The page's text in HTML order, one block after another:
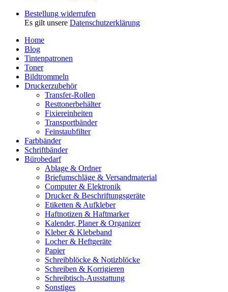
Bestellung widerrufen
Es gilt unsere Datenschutzerklärung
Home
Blog
Tintenpatronen
Toner
Bildtrommeln
Druckerzubehör
Transfer-Rollen
Resttonerbehälter
Fixiereinheiten
Transportbänder
Feinstaubfilter
Farbbänder
Schriftbänder
Bürobedarf
Ablage & Ordner
Briefumschläge & Versandmaterial
Computer & Elektronik
Drucker & Beschriftungsgeräte
Etiketten & Aufkleber
Haftnotizen & Haftmarker
Kalender, Planer & Organizer
Kleber & Klebeband
Locher & Heftgeräte
Papier
Schreibblöcke & Notizblöcke
Schreiben & Korrigieren
Schreibtisch-Ausstattung
Sonstiges